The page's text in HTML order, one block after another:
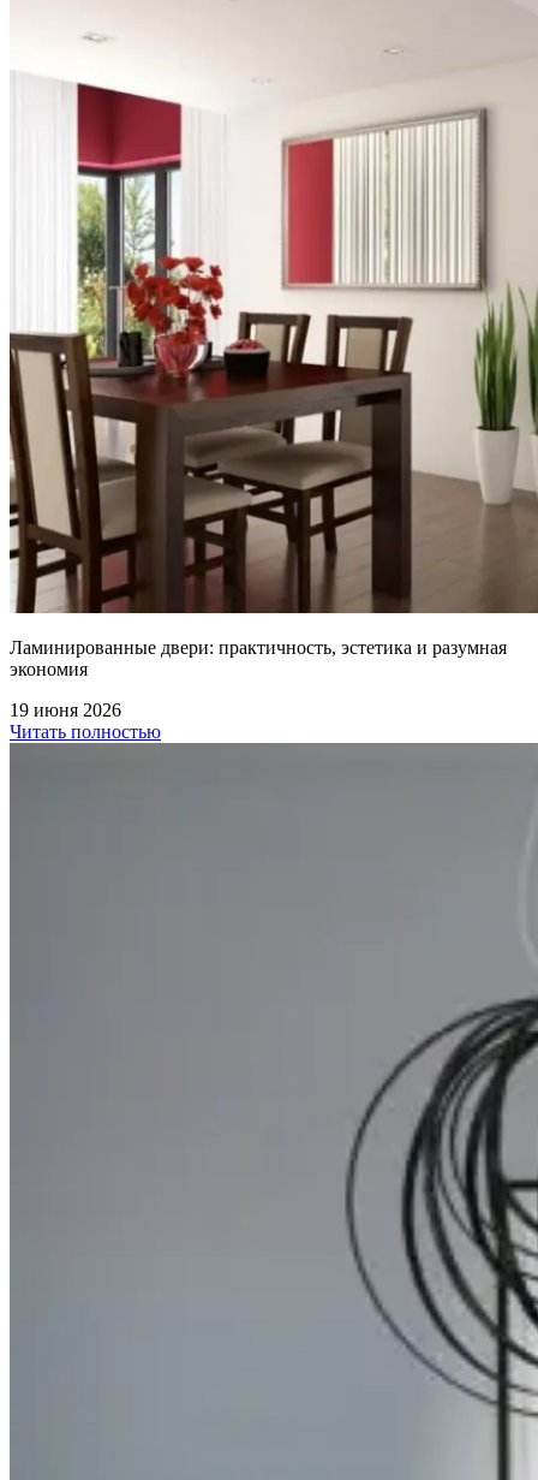
Ламинированные двери: практичность, эстетика и разумная
экономия
19 июня 2026
Читать полностью